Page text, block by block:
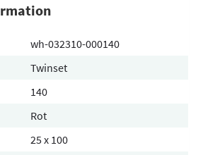
wh-032310-000140
Twinset
140
Rot
25 x 100